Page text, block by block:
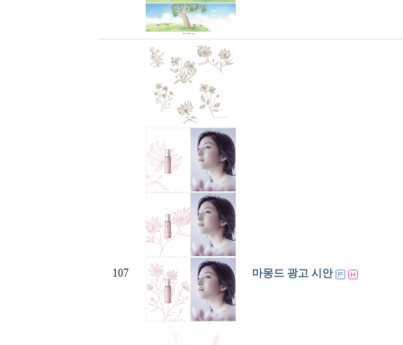
107 마몽드 광고 시안